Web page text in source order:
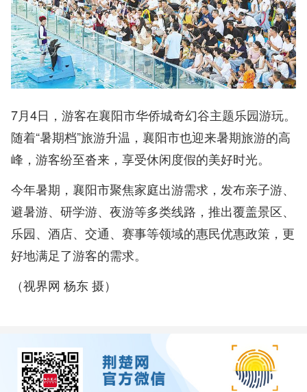
7月4日，游客在襄阳市华侨城奇幻谷主题乐园游玩。
随着“暑期档”旅游升温，襄阳市也迎来暑期旅游的高
峰，游客纷至沓来，享受休闲度假的美好时光。
今年暑期，襄阳市聚焦家庭出游需求，发布亲子游、
避暑游、研学游、夜游等多类线路，推出覆盖景区、
乐园、酒店、交通、赛事等领域的惠民优惠政策，更
好地满足了游客的需求。
（视界网 杨东 摄）